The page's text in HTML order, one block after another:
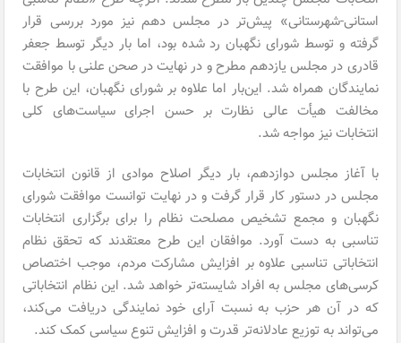
استانی-شهرستانی» پیش‌تر در مجلس دهم نیز مورد بررسی قرار
گرفته و توسط شورای نگهبان رد شده بود، اما بار دیگر توسط جعفر
قادری در مجلس یازدهم مطرح و در نهایت در صحن علنی با موافقت
نمایندگان همراه شد. این‌بار اما علاوه بر شورای نگهبان، این طرح با
مخالفت هیأت عالی نظارت بر حسن اجرای سیاست‌های کلی
انتخابات نیز مواجه شد.
با آغاز مجلس دوازدهم، بار دیگر اصلاح موادی از قانون انتخابات
مجلس در دستور کار قرار گرفت و در نهایت توانست موافقت شورای
نگهبان و مجمع تشخیص مصلحت نظام را برای برگزاری انتخابات
تناسبی به دست آورد. موافقان این طرح معتقدند که تحقق نظام
انتخاباتی تناسبی علاوه بر افزایش مشارکت مردم، موجب اختصاص
کرسی‌های مجلس به افراد شایسته‌تر خواهد شد. این نظام انتخاباتی
که در آن هر حزب به نسبت آرای خود نمایندگی دریافت می‌کند،
می‌تواند به توزیع عادلانه‌تر قدرت و افزایش تنوع سیاسی کمک کند.